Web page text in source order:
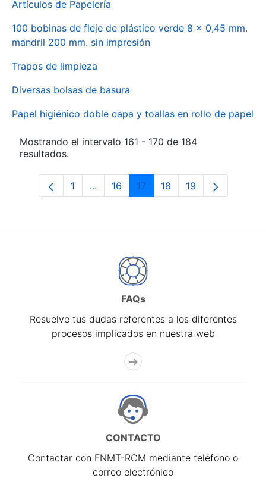
Artículos de Papelería
100 bobinas de fleje de plástico verde 8 x 0,45 mm.
mandril 200 mm. sin impresión
Trapos de limpieza
Diversas bolsas de basura
Papel higiénico doble capa y toallas en rollo de papel
Mostrando el intervalo 161 - 170 de 184
resultados.
Página
1 ...Páginas intermedias Use TAB para
Página
16 Página
17 Página
18 Página
19
FAQs
Resuelve tus dudas referentes a los diferentes
procesos implicados en nuestra web
CONTACTO
Contactar con FNMT-RCM mediante teléfono o
correo electrónico